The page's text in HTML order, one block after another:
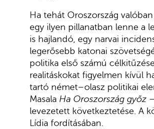
Ha tehát Oroszország
egy ilyen pillanatban lenne a
is hajlandó, egy narvai
legerősebb katonai
politika első számú
realitáskokat figyelmen kívül
tartó német–olasz politikai
Masala Ha Oroszország győz
levezetett következtetése. A
Lídia fordításában.